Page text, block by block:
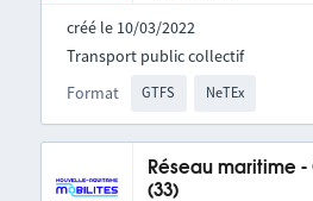
créé le 10/03/2022
Format GTFS NeTEx
Transport public collectif
Réseau maritime
(33)